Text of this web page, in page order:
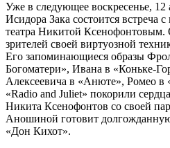
Уже в следующее воскресенье,
Исидора Зака состоится встреча
театра Никитой Ксенофонтовым.
зрителей своей виртуозной
Его запоминающиеся образы
Богоматери», Ивана в «Коньке-
Алексеевича в «Анюте», Ромео в
«Radio and Juliet» покорили
Никита Ксенофонтов со своей
Аношиной готовит
«Дон Кихот».